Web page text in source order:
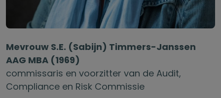
Mevrouw S.E. (Sabijn) Timmers-Janssen
AAG MBA (1969)
commissaris en voorzitter van de Audit,
Compliance en Risk Commissie